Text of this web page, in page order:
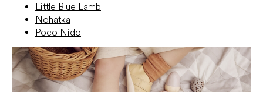
Little Blue Lamb
Nohatka
Poco Nido